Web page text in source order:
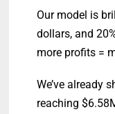
Our model is
dollars, and
more profits =
We’ve already
reaching